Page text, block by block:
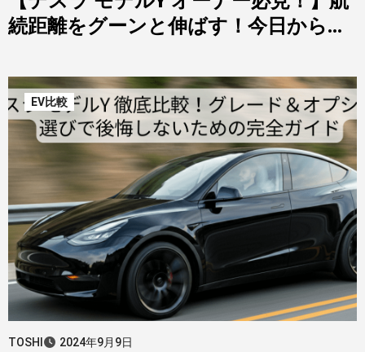
続距離をグーンと伸ばす！今日から実
底解説
EV比較
TOSHI 2024年9月9日